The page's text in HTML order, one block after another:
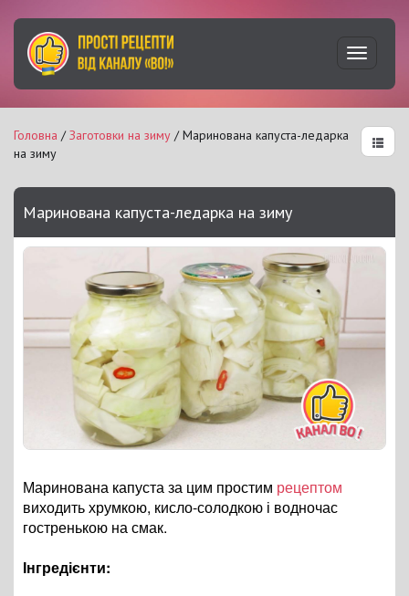
Головна /Заготовки на зиму / Маринована капуста-ледарка
на зиму
Маринована капуста-ледарка на зиму
Маринована капуста за цим простим рецептом
виходить хрумкою, кисло-солодкою і водночас
гостренькою на смак.
Інгредієнти: